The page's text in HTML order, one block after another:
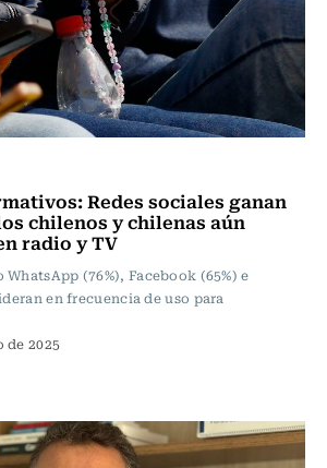
Redes sociales ganan
chilenos y chilenas aún
radio y TV
(76%), Facebook (65%) e
en frecuencia de uso para
de 2025